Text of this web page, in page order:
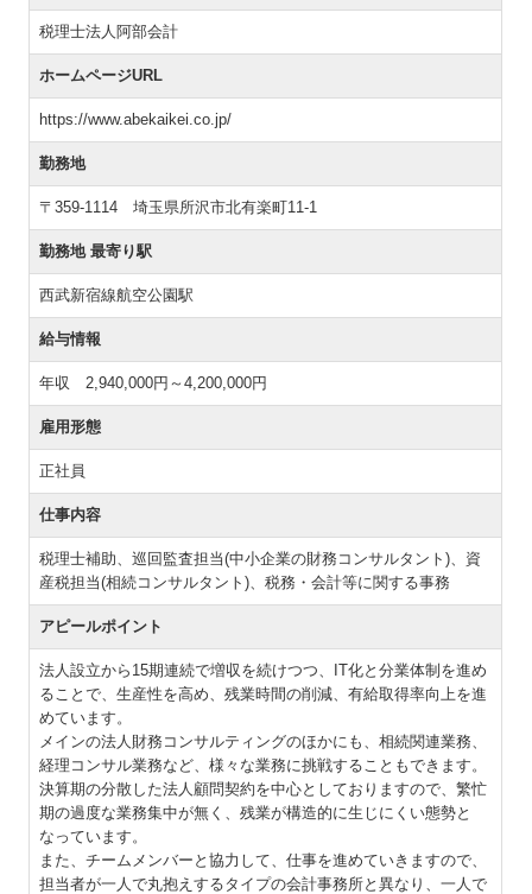
税理士法人阿部会計
ホームページURL
https://www.abekaikei.co.jp/
勤務地
〒359-1114 埼玉県所沢市北有楽町11-1
勤務地 最寄り駅
西武新宿線航空公園駅
給与情報
年収 2,940,000円～4,200,000円
雇用形態
正社員
仕事内容
税理士補助、巡回監査担当(中小企業の財務コンサルタント)、資
産税担当(相続コンサルタント)、税務・会計等に関する事務
アピールポイント
法人設立から15期連続で増収を続けつつ、IT化と分業体制を進め
ることで、生産性を高め、残業時間の削減、有給取得率向上を進
めています。
メインの法人財務コンサルティングのほかにも、相続関連業務、
経理コンサル業務など、様々な業務に挑戦することもできます。
決算期の分散した法人顧問契約を中心としておりますので、繁忙
期の過度な業務集中が無く、残業が構造的に生じにくい態勢と
なっています。
また、チームメンバーと協力して、仕事を進めていきますので、
担当者が一人で丸抱えするタイプの会計事務所と異なり、一人で